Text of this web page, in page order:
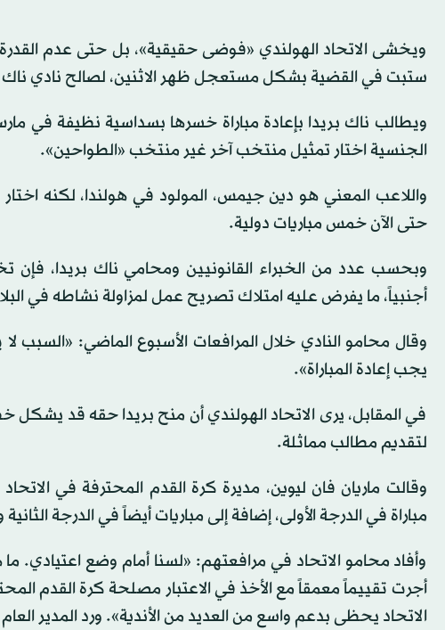
ويخشى الاتحاد الهولندي «فوضى حقيقية»، بل حتى عدم
ستبت في القضية بشكل مستعجل ظهر الاثنين، لصالح نادي ناك
ويطالب ناك بريدا بإعادة مباراة خسرها بسداسية نظيفة في
الجنسية اختار تمثيل منتخب آخر غير منتخب «الطواحين».
حتى الآن خمس مباريات دولية.
وبحسب عدد من الخبراء القانونيين ومحامي ناك بريدا، فإن
أجنبياً، ما يفرض عليه امتلاك تصريح عمل لمزاولة نشاطه في
وقال محامو النادي خلال المرافعات الأسبوع الماضي: «السبب
يجب إعادة المباراة».
في المقابل، يرى الاتحاد الهولندي أن منح بريدا حقه قد يشكل
لتقديم مطالب مماثلة.
مباراة في الدرجة الأولى، إضافة إلى مباريات أيضاً في الدرجة
وأفاد محامو الاتحاد في مرافعتهم: «لسنا أمام وضع اعتيادي.
أجرت تقييماً معمقاً مع الأخذ في الاعتبار مصلحة كرة القدم
الاتحاد يحظى بدعم واسع من العديد من الأندية». ورد المدير